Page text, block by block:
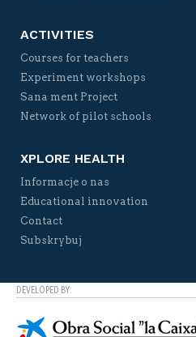
ACTIVITIES
Courses for teachers
Experiment workshops
Sana ment Project
Network of pilot schools
XPLORE HEALTH
Informacje o nas
Educational innovation
Contact
Subskrybuj
DEVELOPED BY: